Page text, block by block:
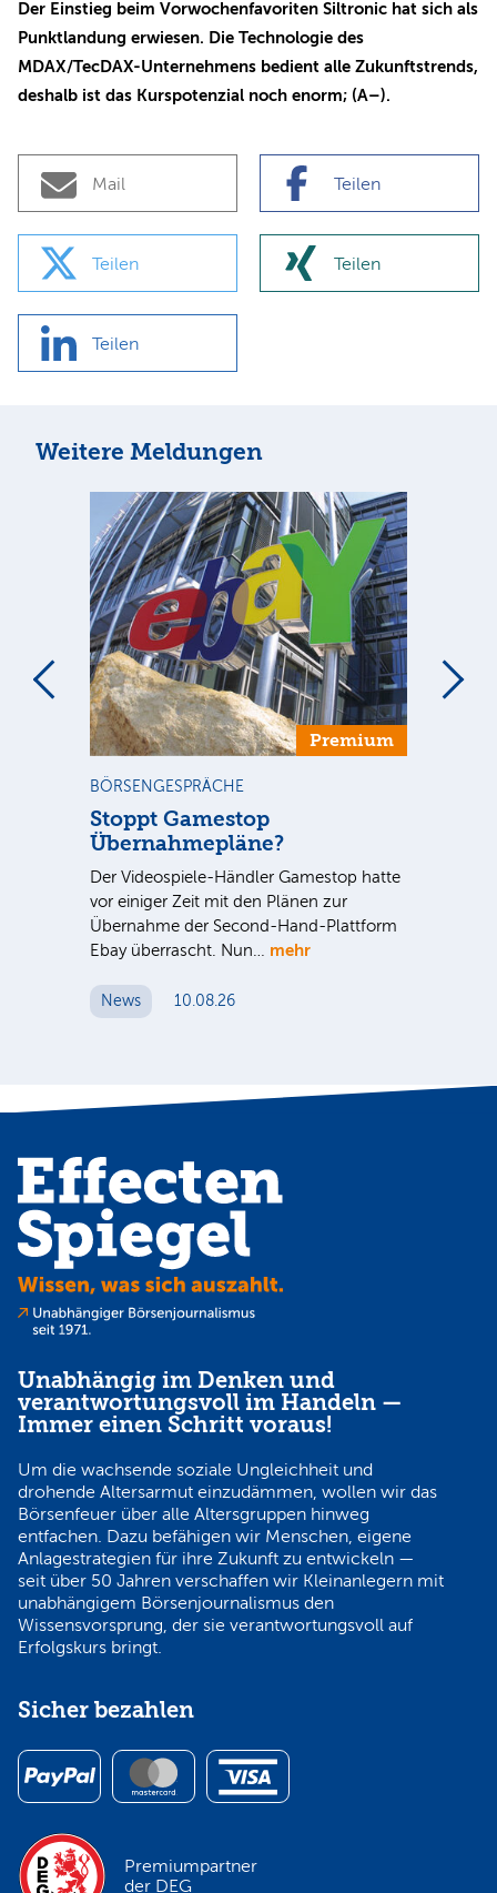
Der Einstieg beim Vorwochenfavoriten Siltronic hat sich als
Punktlandung erwiesen. Die Technologie des
MDAX/TecDAX-Unternehmens bedient alle Zukunftstrends,
deshalb ist das Kurspotenzial noch enorm; (A–).
Mail Teilen
Teilen Teilen
Teilen
Weitere Meldungen
Premium
BÖRSENGESPRÄCHE
Stoppt Gamestop
Übernahmepläne?
Der Videospiele-Händler Gamestop hatte
vor einiger Zeit mit den Plänen zur
Übernahme der Second-Hand-Plattform
Ebay überrascht. Nun… mehr
News 10.08.26
Unabhängig im Denken und
verantwortungsvoll im Handeln —
Immer einen Schritt voraus!
Um die wachsende soziale Ungleichheit und
drohende Altersarmut einzudämmen, wollen wir das
Börsenfeuer über alle Altersgruppen hinweg
entfachen. Dazu befähigen wir Menschen, eigene
Anlagestrategien für ihre Zukunft zu entwickeln —
seit über 50 Jahren verschaffen wir Kleinanlegern mit
unabhängigem Börsenjournalismus den
Wissensvorsprung, der sie verantwortungsvoll auf
Erfolgskurs bringt.
Sicher bezahlen
Premiumpartner
der DEG